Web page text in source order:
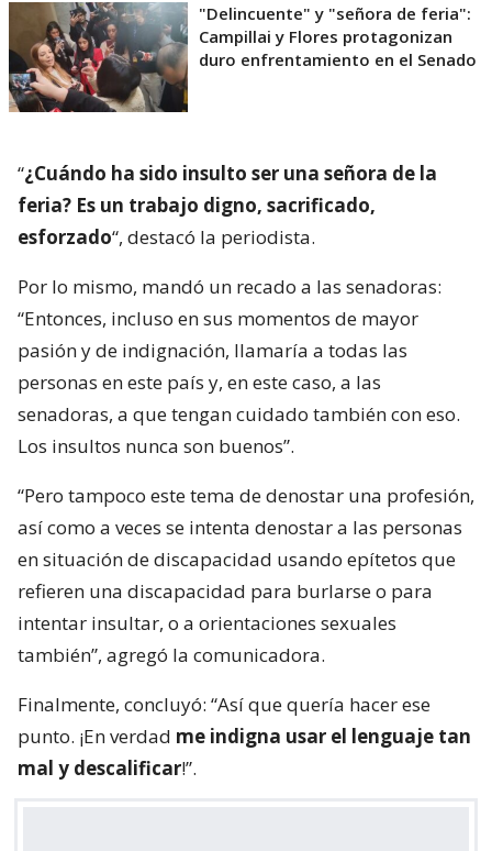
"Delincuente" y "señora de feria":
Campillai y Flores protagonizan
duro enfrentamiento en el Senado
“¿Cuándo ha sido insulto ser una señora de la
feria? Es un trabajo digno, sacrificado,
esforzado“, destacó la periodista.
Por lo mismo, mandó un recado a las senadoras:
“Entonces, incluso en sus momentos de mayor
pasión y de indignación, llamaría a todas las
personas en este país y, en este caso, a las
senadoras, a que tengan cuidado también con eso.
Los insultos nunca son buenos”.
“Pero tampoco este tema de denostar una profesión,
así como a veces se intenta denostar a las personas
en situación de discapacidad usando epítetos que
refieren una discapacidad para burlarse o para
intentar insultar, o a orientaciones sexuales
también”, agregó la comunicadora.
Finalmente, concluyó: “Así que quería hacer ese
punto. ¡En verdad me indigna usar el lenguaje tan
mal y descalificar!”.